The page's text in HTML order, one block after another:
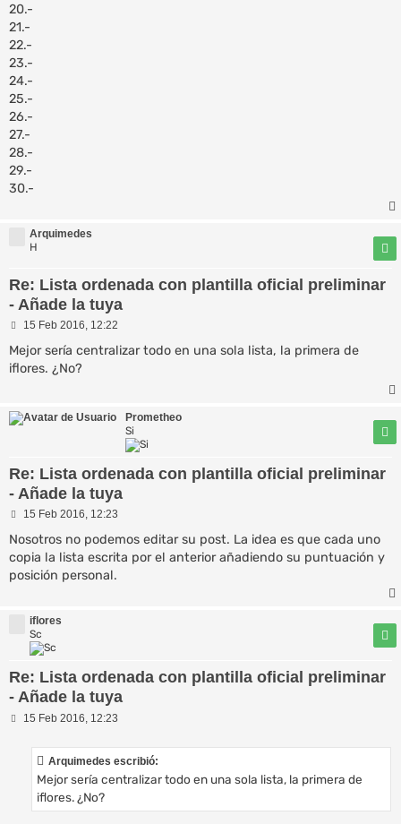
20.-
21.-
22.-
23.-
24.-
25.-
26.-
27.-
28.-
29.-
30.-
Arquimedes
H
Re: Lista ordenada con plantilla oficial preliminar
- Añade la tuya
M
n
a
15 Feb 2016, 12:22
Mejor sería centralizar todo en una sola lista, la primera de
iflores. ¿No?
Prometheo
Si
Re: Lista ordenada con plantilla oficial preliminar
- Añade la tuya
M
n
a
j
15 Feb 2016, 12:23
Nosotros no podemos editar su post. La idea es que cada uno
copia la lista escrita por el anterior añadiendo su puntuación y
posición personal.
iflores
Sc
Re: Lista ordenada con plantilla oficial preliminar
- Añade la tuya
M15 Feb 2016, 12:23
Arquimedes escribió:
Mejor sería centralizar todo en una sola lista, la primera de
iflores. ¿No?